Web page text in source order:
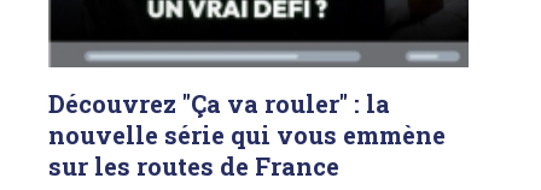
Découvrez "Ça va rouler" : la
nouvelle série qui vous emmène
sur les routes de France